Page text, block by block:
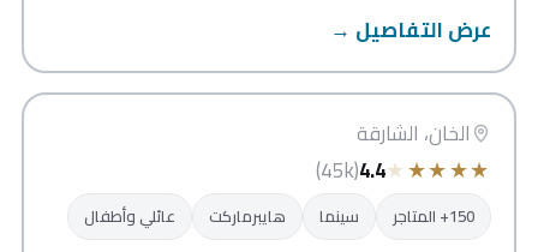
عرض التفاصيل →
الشارقة
سيتي سنتر الشارقة
الخان، الشارقة
★
★
★
★
★
4.4
(45k)
150+ المتاجر سينما هايبرماركت عائلي وأطفال